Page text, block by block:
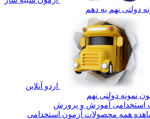
دولتی نهم به دهم
اردو آنلاین
نمونه دولتی نهم
استخدامی آموزش و پرورش
همه محصولات آزمون استخدامی